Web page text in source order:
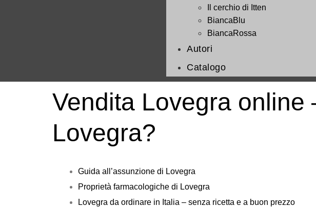
Il cerchio di Itten
BiancaBlu
BiancaRossa
Autori
Catalogo
Vendita Lovegra online
Lovegra?
Guida all’assunzione di Lovegra
Proprietà farmacologiche di Lovegra
Lovegra da ordinare in Italia – senza ricetta e a buon prezzo